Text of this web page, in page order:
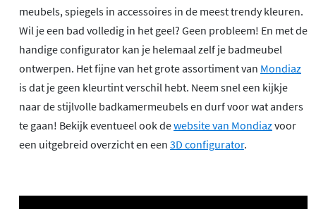
meubels, spiegels in accessoires in de meest trendy kleuren.
Wil je een bad volledig in het geel? Geen probleem! En met de
handige configurator kan je helemaal zelf je badmeubel
ontwerpen. Het fijne van het grote assortiment van Mondiaz
is dat je geen kleurtint verschil hebt. Neem snel een kijkje
naar de stijlvolle badkamermeubels en durf voor wat anders
te gaan! Bekijk eventueel ook dewebsite van Mondiazvoor
een uitgebreid overzicht en een 3D configurator.